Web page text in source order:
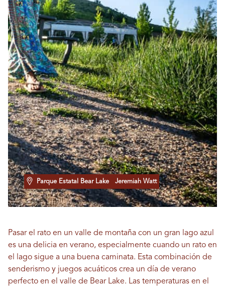
Parque Estatal Bear Lake Jeremiah Watt
Pasar el rato en un valle de montaña con un gran lago azul
es una delicia en verano, especialmente cuando un rato en
el lago sigue a una buena caminata. Esta combinación de
senderismo y juegos acuáticos crea un día de verano
perfecto en el valle de Bear Lake. Las temperaturas en el